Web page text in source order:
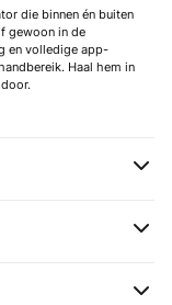
die binnen én buiten
gewoon in de
en volledige app-
Haal hem in